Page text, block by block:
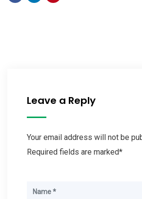
Leave a Reply
Your email address will not be
Required fields are marked*